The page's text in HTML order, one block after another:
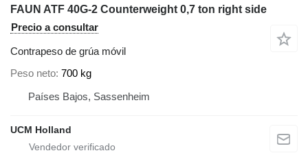
FAUN ATF 40G-2 Counterweight 0,7 ton right side
Precio a consultar
Contrapeso de grúa móvil
Peso neto 700 kg
Países Bajos, Sassenheim
UCM Holland